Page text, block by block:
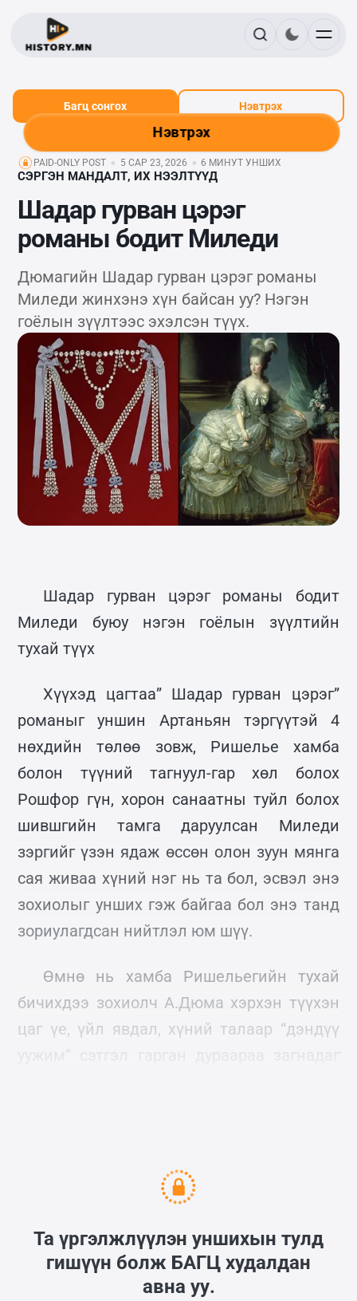
Нэвтрэх
Багц сонгох Нэвтрэх
PAID-ONLY POST 5 САР 23, 2026 6 МИНУТ УНШИХ
СЭРГЭН МАНДАЛТ, ИХ НЭЭЛТҮҮД
Шадар гурван цэрэг
романы бодит Миледи
Дюмагийн Шадар гурван цэрэг романы
Миледи жинхэнэ хүн байсан уу? Нэгэн
гоёлын зүүлтээс эхэлсэн түүх.
Шадар гурван цэрэг романы бодит
Миледи буюу нэгэн гоёлын зүүлтийн
тухай түүх
Хүүхэд цагтаа” Шадар гурван цэрэг”
романыг уншин Артаньян тэргүүтэй 4
нөхдийн төлөө зовж, Ришелье хамба
болон түүний тагнуул-гар хөл болох
Рошфор гүн, хорон санаатны туйл болох
шившгийн тамга даруулсан Миледи
зэргийг үзэн ядаж өссөн олон зуун мянга
сая живаа хүний нэг нь та бол, эсвэл энэ
зохиолыг унших гэж байгаа бол энэ танд
зориулагдсан нийтлэл юм шүү.
Өмнө нь хамба Ришельегийн тухай
бичихдээ зохиолч А.Дюма хэрхэн түүхэн
цаг үе, үйл явдал, хүний талаар “дэндүү
Та үргэлжлүүлэн уншихын тулд
гишүүн болж БАГЦ худалдан
авна уу.